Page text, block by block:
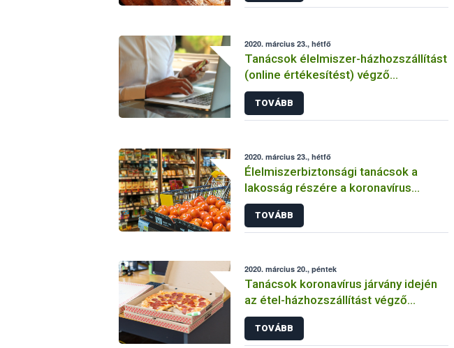
2020. március 23., hétfő
Tanácsok élelmiszer-házhozszállítást
(online értékesítést) végző
vállalkozásoknak koronavírus járvány
idején
TOVÁBB
2020. március 23., hétfő
Élelmiszerbiztonsági tanácsok a
lakosság részére a koronavírus
járvány idején
TOVÁBB
2020. március 20., péntek
Tanácsok koronavírus járvány idején
az étel-házhozszállítást végző
vállalkozásoknak
TOVÁBB